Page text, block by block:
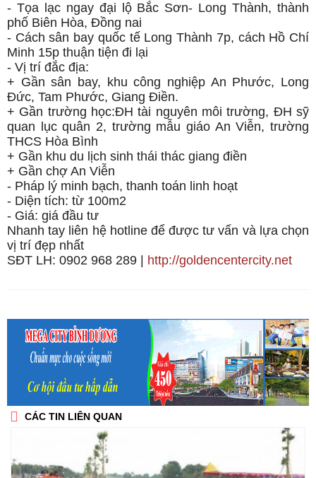
- Tọa lạc ngay đại lộ Bắc Sơn- Long Thành, thành
phố Biên Hòa, Đồng nai
- Cách sân bay quốc tế Long Thành 7p, cách Hồ Chí
Minh 15p thuận tiện đi lại
- Vị trí đắc địa:
+ Gần sân bay, khu công nghiệp An Phước, Long
Đức, Tam Phước, Giang Điền.
+ Gần trường học:ĐH tài nguyên môi trường, ĐH sỹ
quan lục quân 2, trường mẫu giáo An Viễn, trường
THCS Hòa Bình
+ Gần khu du lịch sinh thái thác giang điền
+ Gần chợ An Viễn
- Pháp lý minh bạch, thanh toán linh hoạt
- Diện tích: từ 100m2
- Giá: giá đầu tư
Nhanh tay liên hệ hotline để được tư vấn và lựa chọn
vị trí đẹp nhất
SĐT LH: 0902 968 289 | http://goldencentercity.net
CÁC TIN LIÊN QUAN